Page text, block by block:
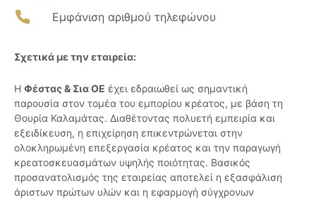
Εμφάνιση αριθμού τηλεφώνου
Σχετικά με την εταιρεία:
Η Φέστας & Σια ΟΕ έχει εδραιωθεί ως σημαντική
παρουσία στον τομέα του εμπορίου κρέατος, με βάση τη
Θουρία Καλαμάτας. Διαθέτοντας πολυετή εμπειρία και
εξειδίκευση, η επιχείρηση επικεντρώνεται στην
ολοκληρωμένη επεξεργασία κρέατος και την παραγωγή
κρεατοσκευασμάτων υψηλής ποιότητας. Βασικός
προσανατολισμός της εταιρείας αποτελεί η εξασφάλιση
άριστων πρώτων υλών και η εφαρμογή σύγχρονων